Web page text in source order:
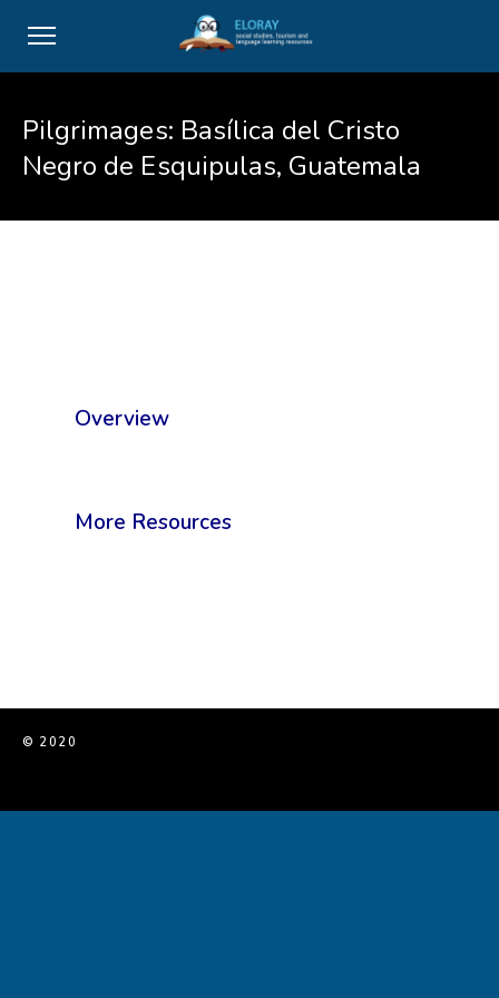
Pilgrimages: Basílica del Cristo
Negro de Esquipulas, Guatemala
Overview
More Resources
© 2020